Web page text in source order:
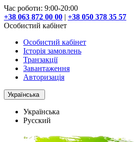
Час роботи: 9:00-20:00
+38 063 872 00 00 | +38 050 378 35 57
Особистий кабінет
Особистий кабінет
Історія замовлень
Транзакції
Завантаження
Авторизація
Українська
Українська
Русский